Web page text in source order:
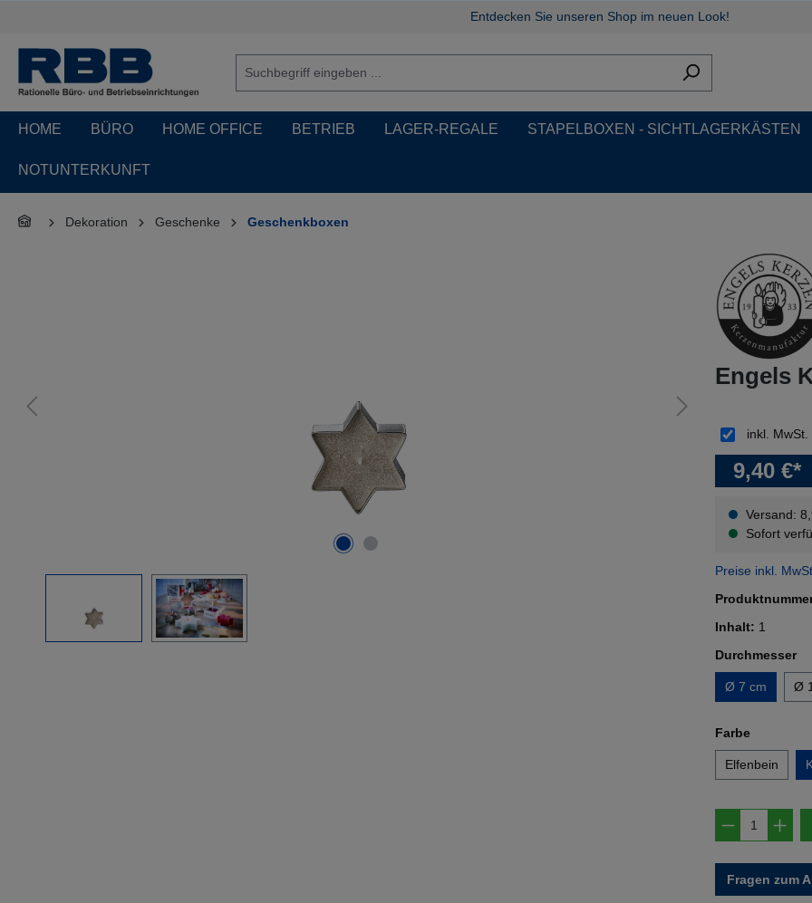
Entdecken Sie unseren Shop im neuen Look!
HOME BÜRO HOME OFFICE BETRIEB LAGER-REGALE STAPELBOXEN - SICHTLAGERKÄSTEN
NOTUNTERKUNFT
Dekoration Geschenke Geschenkboxen
Engels
9,40 €*
Versand:
Sofort
inkl. MwSt.
Preise inkl.
Inhalt: 1
Durchmesser
Ø 7 cm Ø
Farbeauswählen
Elfenbein
Produkt
Fragen zum